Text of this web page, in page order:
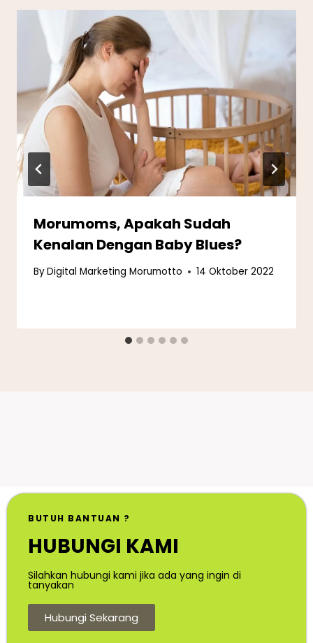
Morumoms, Apakah Sudah
Kenalan Dengan Baby Blues?
ByDigital Marketing Morumotto 14 Oktober 2022
BUTUH BANTUAN ?
HUBUNGI KAMI
Silahkan hubungi kami jika ada yang ingin di
tanyakan
Hubungi Sekarang